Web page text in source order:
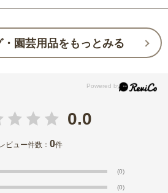
・園芸用品をもっとみる
0.0
ビュー件数：0件
(0)
(0)